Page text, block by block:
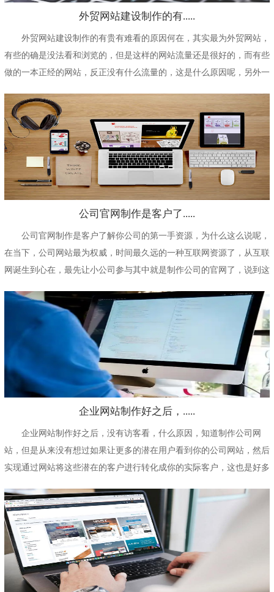
外贸网站建设制作的有.....
外贸网站建设制作的有贵有难看的原因何在，其实最为外贸网站，
有些的确是没法看和浏览的，但是这样的网站流量还是很好的，而有些
做的一本正经的网站，反正没有什么流量的，这是什么原因呢，另外一
公司官网制作是客户了.....
公司官网制作是客户了解你公司的第一手资源，为什么这么说呢，
在当下，公司网站最为权威，时间最久远的一种互联网资源了，从互联
网诞生到心在，最先让小公司参与其中就是制作公司的官网了，说到这
企业网站制作好之后，.....
企业网站制作好之后，没有访客看，什么原因，知道制作公司网
站，但是从来没有想过如果让更多的潜在用户看到你的公司网站，然后
实现通过网站将这些潜在的客户进行转化成你的实际客户，这也是好多